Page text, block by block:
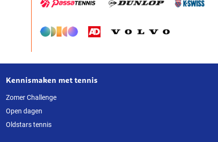
Over
deze
website
Kennismaken met tennis
Zomer Challenge
Open dagen
Oldstars tennis